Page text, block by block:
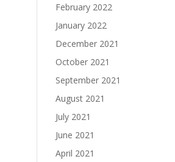
February 2022
January 2022
December 2021
October 2021
September 2021
August 2021
July 2021
June 2021
April 2021